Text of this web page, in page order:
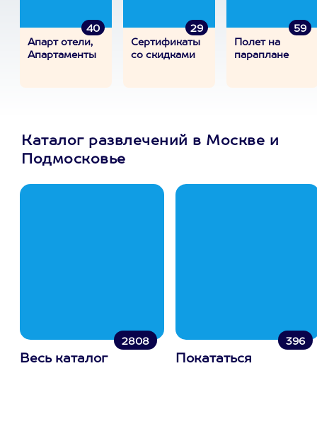
40
Апарт отели,
Апартаменты
29
Сертификаты
со скидками
59
Полет на
параплане
Каталог развлечений в Москве и
Подмосковье
2808
Весь каталог
396
Покататься